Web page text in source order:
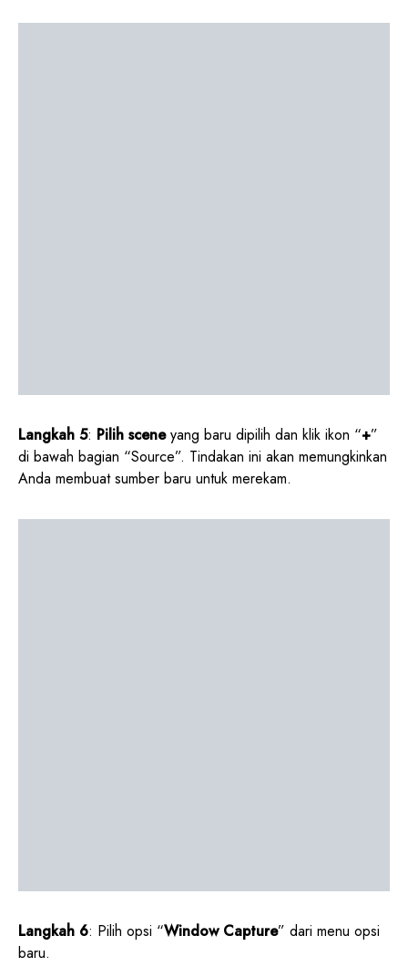
Langkah 5: Pilih sceneyang baru dipilih dan klik ikon “+”
di bawah bagian “Source”. Tindakan ini akan memungkinkan
Anda membuat sumber baru untuk merekam.
Langkah 6: Pilih opsi “Window Capture” dari menu opsi
baru.